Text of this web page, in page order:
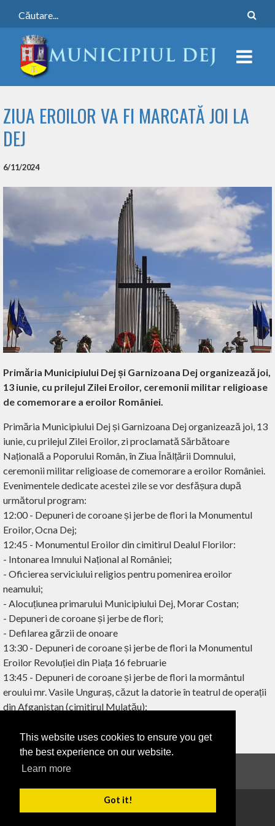
This website uses cookies to ensure you get
the best experience on our website.
Learn more
Got it!
ZIUA EROILOR VA FI MARCATĂ JOI LA
DEJ
6/11/2024
Primăria Municipiului Dej și Garnizoana Dej organizează joi,
13 iunie, cu prilejul Zilei Eroilor, ceremonii militar religioase
de comemorare a eroilor României.
Primăria Municipiului Dej și Garnizoana Dej organizează joi, 13
iunie, cu prilejul Zilei Eroilor, zi proclamată Sărbătoare
Națională a Poporului Român, în Ziua Înălțării Domnului,
ceremonii militar religioase de comemorare a eroilor României.
Evenimentele dedicate acestei zile se vor desfășura după
următorul program:
12:00 - Depuneri de coroane și jerbe de flori la Monumentul
Eroilor, Ocna Dej;
12:45 - Monumentul Eroilor din cimitirul Dealul Florilor:
- Intonarea Imnului Național al României;
- Oficierea serviciului religios pentru pomenirea eroilor
neamului;
- Alocuțiunea primarului Municipiului Dej, Morar Costan;
- Depuneri de coroane și jerbe de flori;
- Defilarea gărzii de onoare
13:30 - Depuneri de coroane și jerbe de flori la Monumentul
Eroilor Revoluției din Piața 16 februarie
13:45 - Depuneri de coroane și jerbe de flori la mormântul
eroului mr. Vasile Unguraș, căzut la datorie în teatrul de operații
din Afganistan (cimitirul Mulatău);
‹ ÎNAPOI
Anunțuri
Copyright 2026